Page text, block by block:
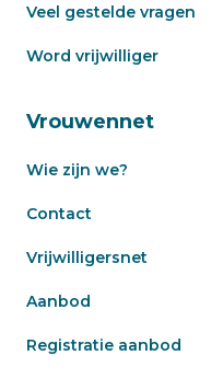
Veel gestelde vragen
Word vrijwilliger
Vrouwennet
Wie zijn we?
Contact
Vrijwilligersnet
Aanbod
Registratie aanbod